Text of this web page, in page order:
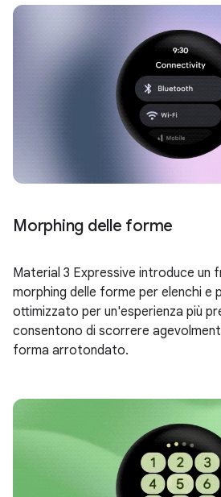
Morphing delle forme
Material 3 Expressive introduce un
morphing delle forme per elenchi e
ottimizzato per un'esperienza più
consentono di scorrere
forma arrotondato.